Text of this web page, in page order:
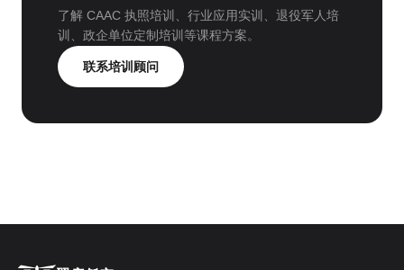
了解 CAAC 执照培训、行业应用实训、退役军人培
训、政企单位定制培训等课程方案。
联系培训顾问